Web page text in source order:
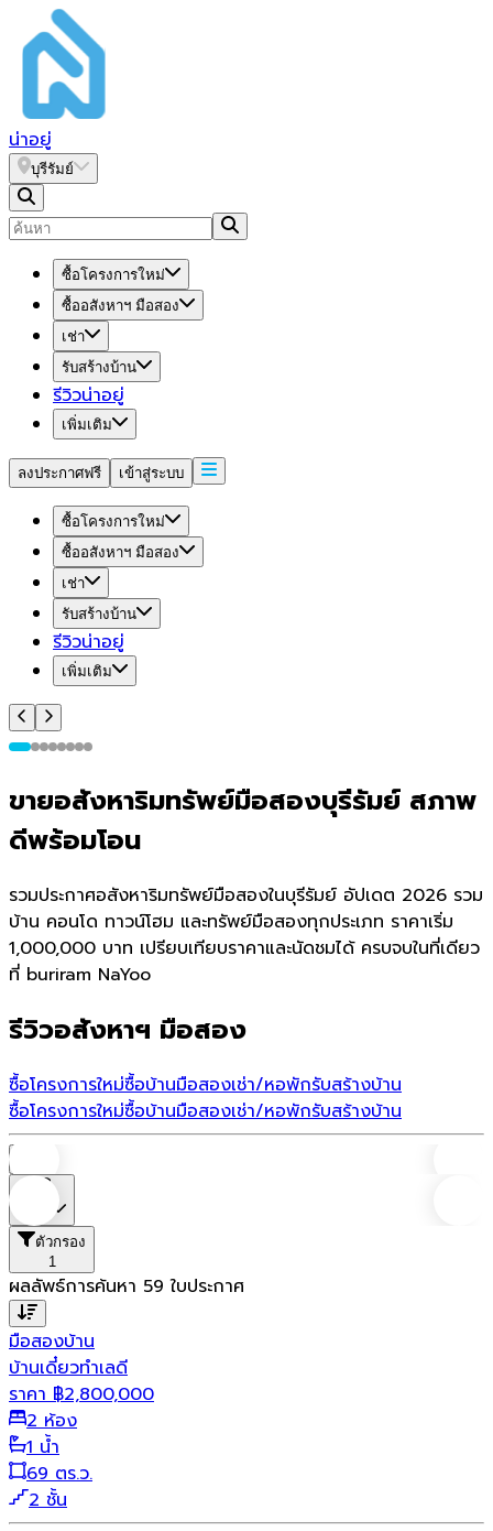
น่าอยู่
บุรีรัมย์
ซื้อโครงการใหม่
ซื้ออสังหาฯ มือสอง
เช่า
รับสร้างบ้าน
รีวิวน่าอยู่
เพิ่มเติม
ลงประกาศฟรี เข้าสู่ระบบ
ซื้อโครงการใหม่
ซื้ออสังหาฯ มือสอง
เช่า
รับสร้างบ้าน
รีวิวน่าอยู่
เพิ่มเติม
ขายอสังหาริมทรัพย์มือสองบุรีรัมย์ สภาพ
ดีพร้อมโอน
รวมประกาศอสังหาริมทรัพย์มือสองในบุรีรัมย์ อัปเดต 2026 รวม
บ้าน คอนโด ทาวน์โฮม และทรัพย์มือสองทุกประเภท ราคาเริ่ม
1,000,000 บาท เปรียบเทียบราคาและนัดชมได้ ครบจบในที่เดียว
ที่ buriram NaYoo
รีวิวอสังหาฯ มือสอง
ซื้อโครงการใหม่ซื้อบ้านมือสองเช่า/หอพักรับสร้างบ้าน
ซื้อโครงการใหม่ซื้อบ้านมือสองเช่า/หอพักรับสร้างบ้าน
ตัวกรอง
1
ผลลัพธ์การค้นหา 59 ใบประกาศ
มือสองบ้าน
บ้านเดี๋ยวทำเลดี
ราคา ฿2,800,000
2 ห้อง
1 น้ำ
69 ตร.ว.
2 ชั้น